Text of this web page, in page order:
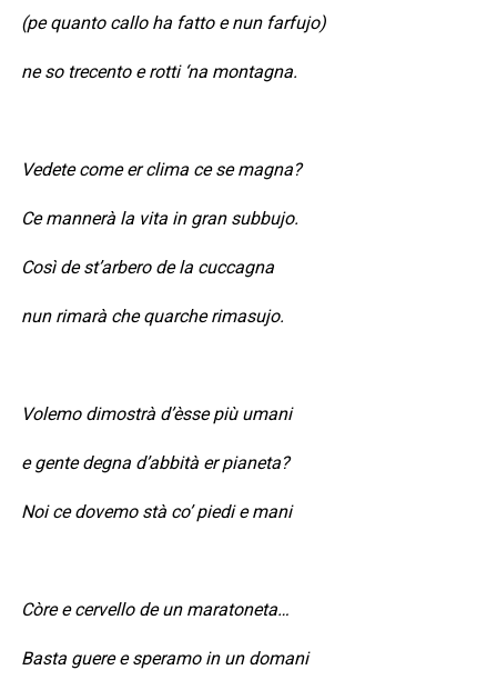
(pe quanto callo ha fatto e nun farfujo)
ne so trecento e rotti ‘na montagna.
Vedete come er clima ce se magna?
Ce mannerà la vita in gran subbujo.
Così de st’arbero de la cuccagna
nun rimarà che quarche rimasujo.
Volemo dimostrà d’èsse più umani
e gente degna d’abbità er pianeta?
Noi ce dovemo stà co’ piedi e mani
Còre e cervello de un maratoneta…
Basta guere e speramo in un domani